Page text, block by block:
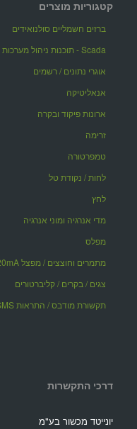
קטגוריות מוצרים
ברזים חשמליים סולנואידים
Scada - תוכנות ניהול מערכות מרחוק
אוגרי נתונים / רשמים
אנאליטיקה
ארונות פיקוד ובקרה
זרימה
טמפרטורה
לחות / נקודת טל
לחץ
מדי אנרגיה ומוני אנרגיה
מפלס
מתמרים וחוצצים / מפצל 4-20mA
צגים / בקרים / קליברטורים
תקשורת מודבס / התראות SMS / מתאמי תקשורת אלחוטי ורשת
דרכי התקשרות
יונייטד מכשור בע"מ